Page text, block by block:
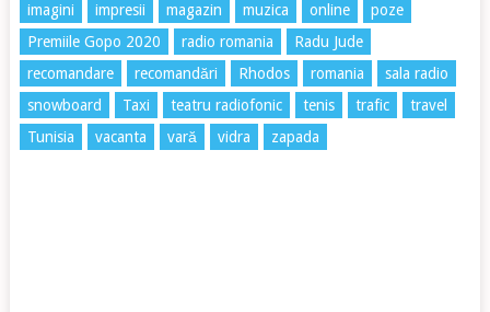
imagini
impresii magazin muzica online
poze
Premiile Gopo 2020
radio romania
Radu Jude
recomandare
recomandări Rhodos romania
sala radio
snowboard
Taxi teatru radiofonic tenis trafic
travel
Tunisia
vacanta vară vidra zapada